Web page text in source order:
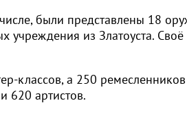
были представлены 18
из Златоуста. Своё
классов, а 250 ремесленников
620 артистов.